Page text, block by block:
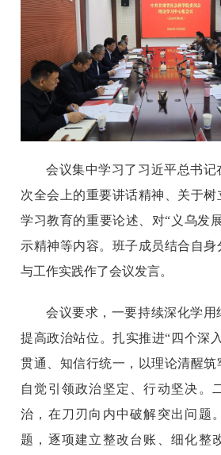
会议集中学习了习近平总书记
次全会上的重要讲话精神、关于
学习教育的重要论述、对“义乌发
示精神等内容。班子成员结合自
与工作实践作了会议发言。
会议要求，一要持续深化学用
提高政治站位。扎实推进“四个深
贯通、知信行统一，以理论清醒
自觉引领政治坚定、行动坚决。
治，在刀刃向内中破解突出问题
题，逐项建立整改台账、细化整